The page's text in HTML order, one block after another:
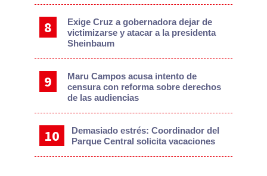
Exige Cruz a gobernadora dejar de
victimizarse y atacar a la presidenta
Sheinbaum
Maru Campos acusa intento de
censura con reforma sobre derechos
de las audiencias
Demasiado estrés: Coordinador del
Parque Central solicita vacaciones